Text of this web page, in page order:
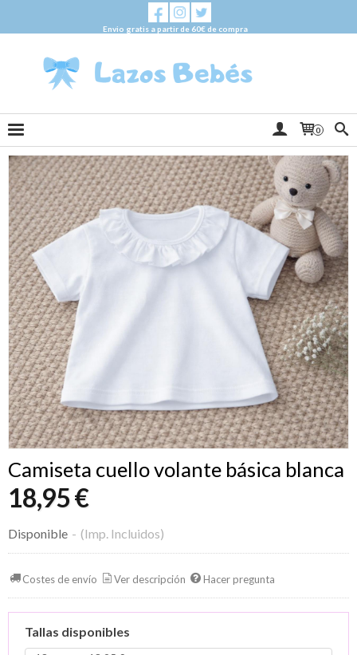
Envio gratis a partir de 60€ de compra
0
Camiseta cuello volante básica blanca
18,95 €
Disponible - (Imp. Incluidos)
Costes de envío Ver descripción Hacer pregunta
Tallas disponibles